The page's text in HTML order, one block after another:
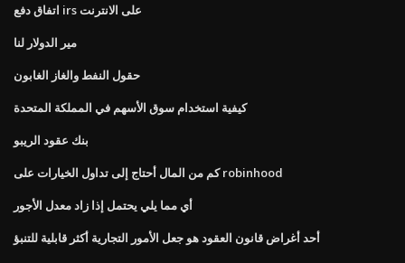
اتفاق دفع irs على الانترنت
مير الدولار لنا
حقول النفط والغاز الغابون
كيفية استخدام سوق الأسهم في المملكة المتحدة
بنك عقود الريبو
كم من المال أحتاج إلى تداول الخيارات على robinhood
أي مما يلي يحتمل إذا زاد معدل الأجور
أحد أغراض قانون العقود هو جعل الأمور التجارية أكثر قابلية للتنبؤ